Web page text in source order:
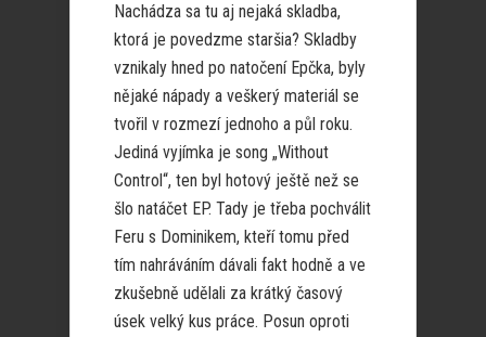
Nachádza sa tu aj nejaká skladba,
ktorá je povedzme staršia? Skladby
vznikaly hned po natočení Epčka, byly
nějaké nápady a veškerý materiál se
tvořil v rozmezí jednoho a půl roku.
Jediná vyjímka je song „Without
Control“, ten byl hotový ještě než se
šlo natáčet EP. Tady je třeba pochválit
Feru s Dominikem, kteří tomu před
tím nahráváním dávali fakt hodně a ve
zkušebně udělali za krátký časový
úsek velký kus práce. Posun oproti